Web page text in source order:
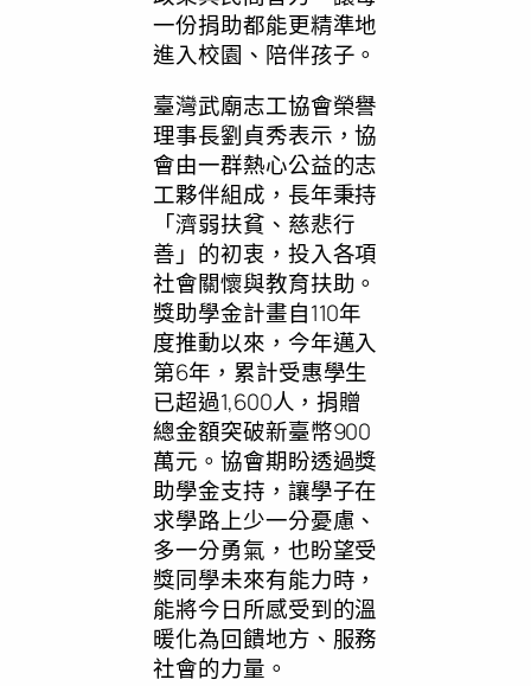
一份捐助都能更精準地
進入校園、陪伴孩子。
臺灣武廟志工協會榮譽
理事長劉貞秀表示，協
會由一群熱心公益的志
工夥伴組成，長年秉持
「濟弱扶貧、慈悲行
善」的初衷，投入各項
社會關懷與教育扶助。
獎助學金計畫自110年
度推動以來，今年邁入
第6年，累計受惠學生
已超過1,600人，捐贈
總金額突破新臺幣900
萬元。協會期盼透過獎
助學金支持，讓學子在
求學路上少一分憂慮、
多一分勇氣，也盼望受
獎同學未來有能力時，
能將今日所感受到的溫
暖化為回饋地方、服務
社會的力量。